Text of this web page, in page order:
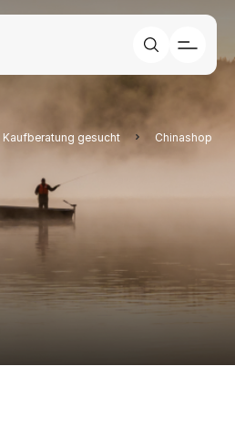
Kaufberatung gesucht Chinashop